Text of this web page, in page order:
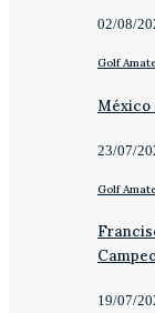
02/08/
Golf
México
23/07/
Golf
19/07/